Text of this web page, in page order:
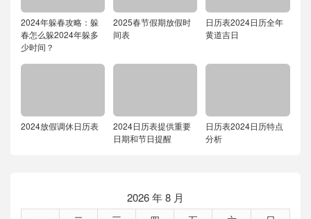
2024年躲春攻略：躲
春怎么躲2024年躲多
少时间？
2025春节假期放假时
间表
日历表2024日历全年
黄道吉日
2024放假调休日历表
2024日历表提供重要
日期和节日提醒
日历表2024日历特点
分析
2026 年 8 月